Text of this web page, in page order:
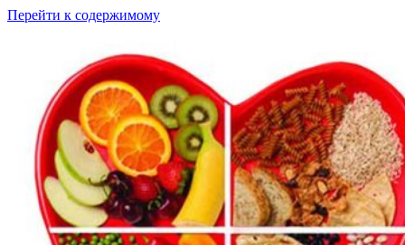
Перейти к содержимому